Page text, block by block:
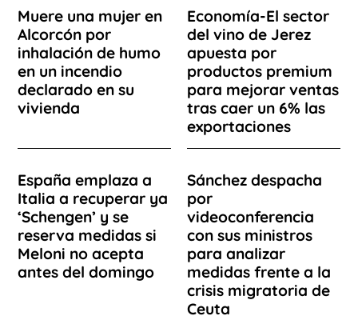
Muere una mujer en
Alcorcón por
inhalación de humo
en un incendio
declarado en su
vivienda
Economía-El sector
del vino de Jerez
apuesta por
productos premium
para mejorar ventas
tras caer un 6% las
exportaciones
España emplaza a
Italia a recuperar ya
‘Schengen’ y se
reserva medidas si
Meloni no acepta
antes del domingo
Sánchez despacha
por
videoconferencia
con sus ministros
para analizar
medidas frente a la
crisis migratoria de
Ceuta